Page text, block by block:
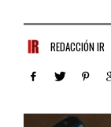
REDACCIÓN IR